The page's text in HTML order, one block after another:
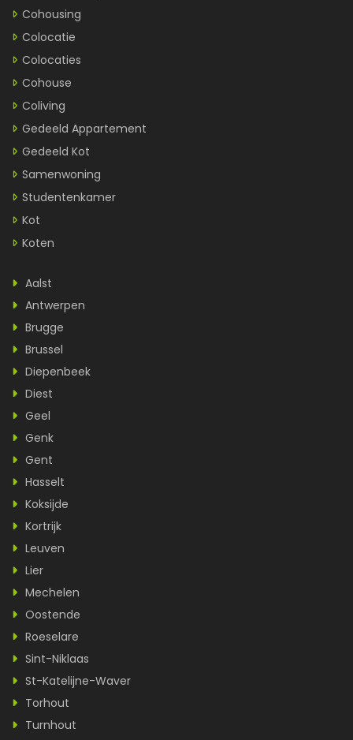
Cohousing
Colocatie
Colocaties
Cohouse
Coliving
Gedeeld Appartement
Gedeeld Kot
Samenwoning
Studentenkamer
Kot
Koten
Aalst
Antwerpen
Brugge
Brussel
Diepenbeek
Diest
Geel
Genk
Gent
Hasselt
Koksijde
Kortrijk
Leuven
Lier
Mechelen
Oostende
Roeselare
Sint-Niklaas
St-Katelijne-Waver
Torhout
Turnhout